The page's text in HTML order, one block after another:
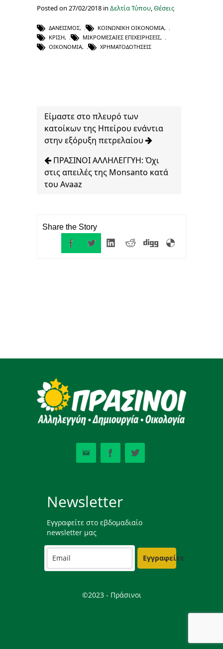
Posted on 27/02/2018 in Δελτία Τύπου,Θέσεις
ΔΑΝΕΙΣΜΌΣ, ΚΟΙΝΩΝΙΚΉ ΟΙΚΟΝΟΜΊΑ,
ΚΡΊΣΗ, ΜΙΚΡΟΜΕΣΑΊΕΣ ΕΠΙΧΕΙΡΉΣΕΙΣ,
ΟΙΚΟΝΟΜΊΑ, ΧΡΗΜΑΤΟΔΟΤΉΣΕΙΣ
Είμαστε στο πλευρό των
κατοίκων της Ηπείρου ενάντια
στην εξόρυξη πετρελαίου
ΠΡΑΣΙΝΟΙ ΑΛΛΗΛΕΓΓΥΗ: Όχι
στις απειλές της Monsanto κατά
του Avaaz
Share the Story
Newsletter
Εγγραφείτε στο εβδομαδιαίο
newsletter μας
Εγγραφείτε
©2023 - Πράσινοι